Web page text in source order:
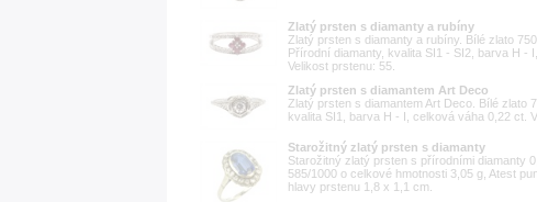
Zlatý prsten s diamanty a rubíny
Zlatý prsten s diamanty a rubíny. Bílé zlato
Přírodní diamanty, kvalita SI1 - SI2, barva H -
Velikost prstenu: 55.
Zlatý prsten s diamantem Art Deco
Zlatý prsten s diamantem Art Deco. Bílé zlato
kvalita SI1, barva H - I, celková váha 0,22 ct.
Starožitný zlatý prsten s diamanty
Starožitný zlatý prsten s přírodními diamanty
585/1000 o celkové hmotnosti 3,05 g, Atest
hlavy prstenu 1,8 x 1,1 cm.